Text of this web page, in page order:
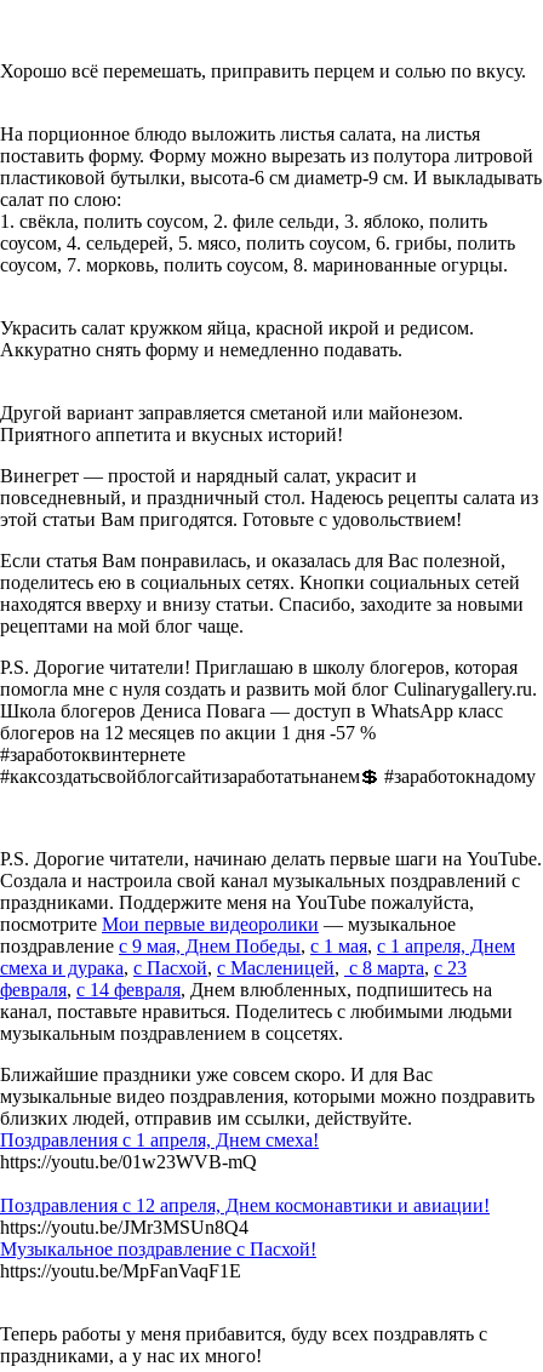
Хорошо всё перемешать, приправить перцем и солью по вкусу.
На порционное блюдо выложить листья салата, на листья
поставить форму. Форму можно вырезать из полутора литровой
пластиковой бутылки, высота-6 см диаметр-9 см. И выкладывать
салат по слою:
1. свёкла, полить соусом, 2. филе сельди, 3. яблоко, полить
соусом, 4. сельдерей, 5. мясо, полить соусом, 6. грибы, полить
соусом, 7. морковь, полить соусом, 8. маринованные огурцы.
Украсить салат кружком яйца, красной икрой и редисом.
Аккуратно снять форму и немедленно подавать.
Другой вариант заправляется сметаной или майонезом.
Приятного аппетита и вкусных историй!
Винегрет — простой и нарядный салат, украсит и
повседневный, и праздничный стол. Надеюсь рецепты салата из
этой статьи Вам пригодятся. Готовьте с удовольствием!
Если статья Вам понравилась, и оказалась для Вас полезной,
поделитесь ею в социальных сетях. Кнопки социальных сетей
находятся вверху и внизу статьи. Спасибо, заходите за новыми
рецептами на мой блог чаще.
P.S. Дорогие читатели! Приглашаю в школу блогеров, которая
помогла мне с нуля создать и развить мой блог Culinarygallery.ru.
Школа блогеров Дениса Повага — доступ в WhatsApp класс
блогеров на 12 месяцев по акции 1 дня -57 %
#заработоквинтернете
#каксоздатьсвойблогсайтизаработатьнанем💲 #заработокнадому
P.S. Дорогие читатели, начинаю делать первые шаги на YouTube.
Создала и настроила свой канал музыкальных поздравлений с
праздниками. Поддержите меня на YouTube пожалуйста,
посмотрите Мои первые видеоролики — музыкальное
поздравление с 9 мая, Днем Победы, с 1 мая, с 1 апреля, Днем
смеха и дурака, с Пасхой, с Масленицей, с 8 марта, с 23
февраля, с 14 февраля, Днем влюбленных, подпишитесь на
канал, поставьте нравиться. Поделитесь с любимыми людьми
музыкальным поздравлением в соцсетях.
Ближайшие праздники уже совсем скоро. И для Вас
музыкальные видео поздравления, которыми можно поздравить
близких людей, отправив им ссылки, действуйте.
Поздравления с 1 апреля, Днем смеха!
https://youtu.be/01w23WVB-mQ
Поздравления с 12 апреля, Днем космонавтики и авиации!
https://youtu.be/JMr3MSUn8Q4
Музыкальное поздравление с Пасхой!
https://youtu.be/MpFanVaqF1E
Теперь работы у меня прибавится, буду всех поздравлять с
праздниками, а у нас их много!